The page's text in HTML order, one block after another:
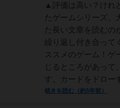
▲評価は高い？けれ
たゲームシリーズ。
た長い文章を読むの
繰り返し付き合って
ススメのゲーム！ゲ
じるところがあっ
す。カードをドロー
続きを読む（約5年前）